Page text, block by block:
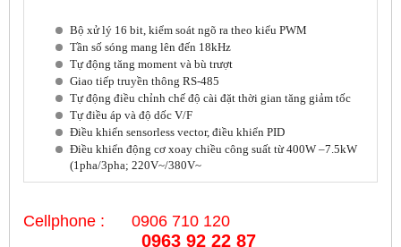
Bộ xử lý 16 bit, kiểm soát ngõ ra theo kiểu PWM
Tần số sóng mang lên đến 18kHz
Tự động tăng moment và bù trượt
Giao tiếp truyền thông RS-485
Tự động điều chỉnh chế độ cài đặt thời gian tăng giảm tốc
Tự điều áp và độ dốc V/F
Điều khiển sensorless vector, điều khiển PID
Điều khiển động cơ xoay chiều công suất từ 400W –7.5kW
(1pha/3pha; 220V~/380V~
Cellphone : 0906 710 120
0963 92 22 87